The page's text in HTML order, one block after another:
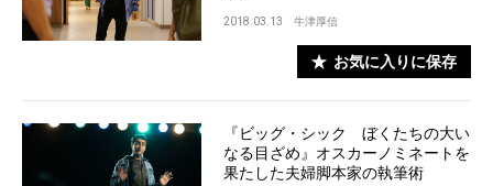
2018.03.13 牛津厚信
お気に入りに保存
『ビッグ・シック ぼくたちの大い
なる目ざめ』オスカーノミネートを
果たした夫婦脚本家の執筆術